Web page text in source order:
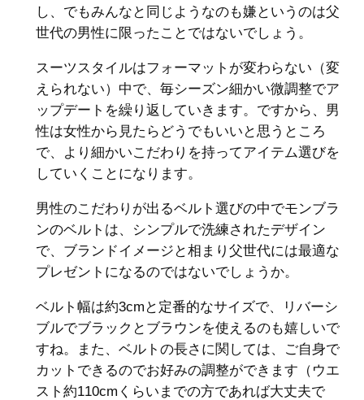
し、でもみんなと同じようなのも嫌というのは父
世代の男性に限ったことではないでしょう。
スーツスタイルはフォーマットが変わらない（変
えられない）中で、毎シーズン細かい微調整でア
ップデートを繰り返していきます。ですから、男
性は女性から見たらどうでもいいと思うところ
で、より細かいこだわりを持ってアイテム選びを
していくことになります。
男性のこだわりが出るベルト選びの中でモンブラ
ンのベルトは、シンプルで洗練されたデザイン
で、ブランドイメージと相まり父世代には最適な
プレゼントになるのではないでしょうか。
ベルト幅は約3cmと定番的なサイズで、リバーシ
ブルでブラックとブラウンを使えるのも嬉しいで
すね。また、ベルトの長さに関しては、ご自身で
カットできるのでお好みの調整ができます（ウエ
スト約110cmくらいまでの方であれば大丈夫で